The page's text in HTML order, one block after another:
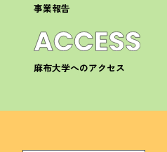
事業報告
麻布大学へのアクセス